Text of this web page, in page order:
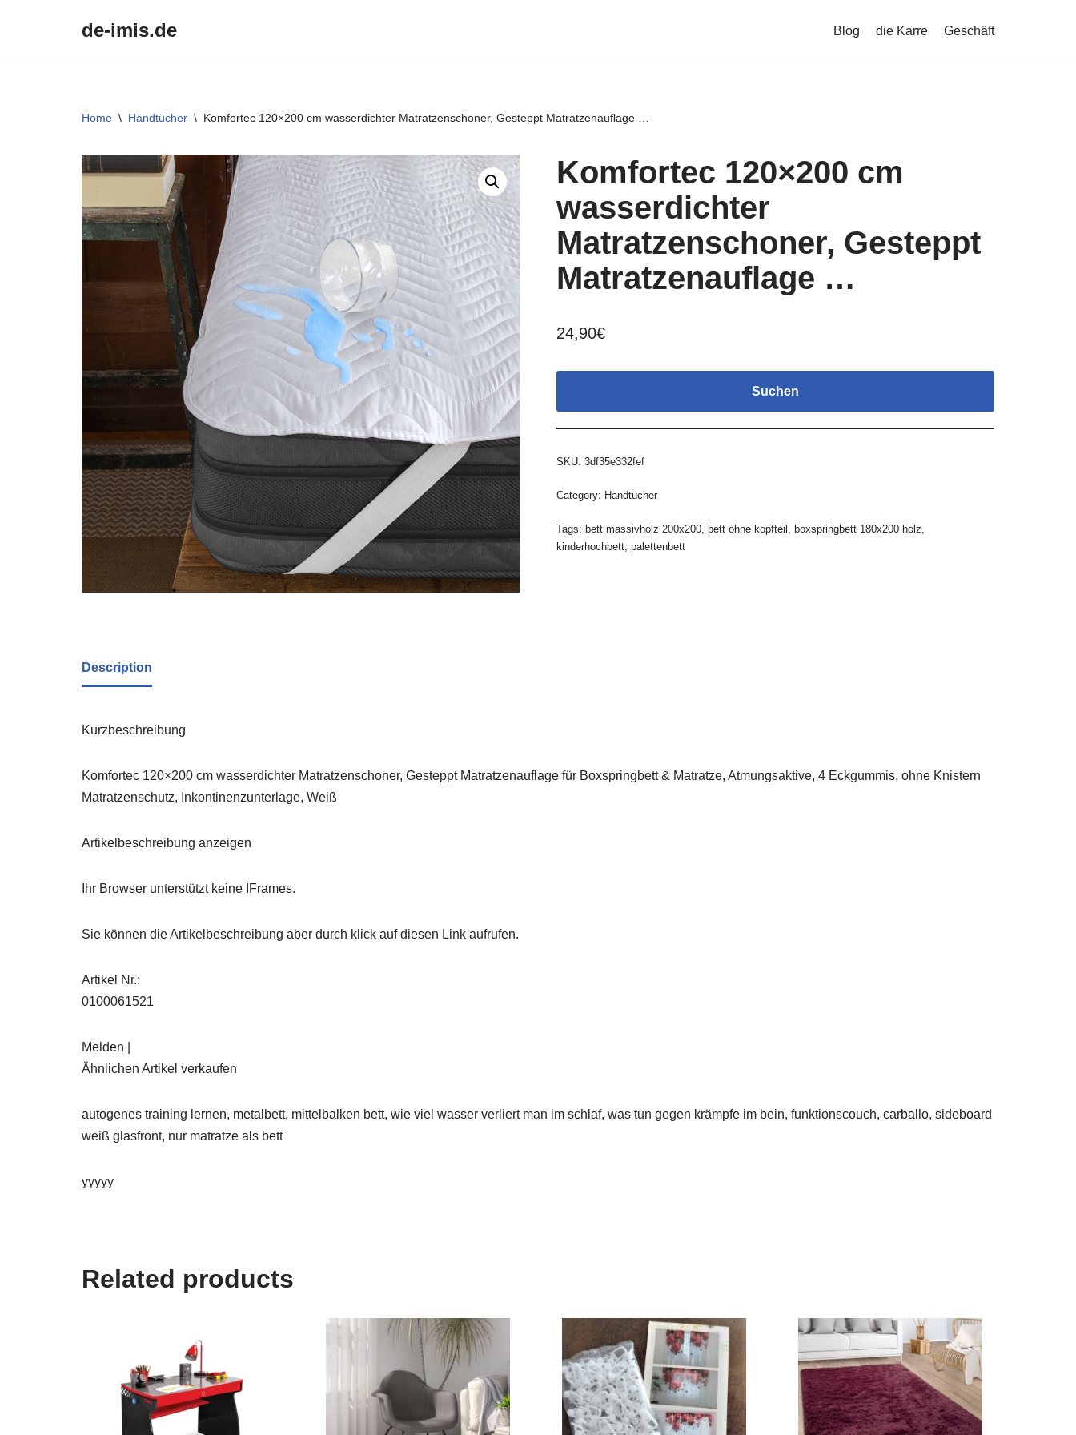
de-imis.de Blog die Karre Geschäft
Home \ Handtücher \ Komfortec 120×200 cm wasserdichter Matratzenschoner, Gesteppt Matratzenauflage …
Komfortec 120×200 cm
wasserdichter
Matratzenschoner, Gesteppt
Matratzenauflage …
24,90€
Suchen
SKU: 3df35e332fef
Category: Handtücher
Tags: bett massivholz 200x200, bett ohne kopfteil , boxspringbett 180x200 holz,
kinderhochbett, palettenbett
Description
Kurzbeschreibung
Komfortec 120×200 cm wasserdichter Matratzenschoner, Gesteppt Matratzenauflage für Boxspringbett & Matratze, Atmungsaktive, 4 Eckgummis, ohne Knistern
Matratzenschutz, Inkontinenzunterlage, Weiß
Artikelbeschreibung anzeigen
Ihr Browser unterstützt keine IFrames.
Sie können die Artikelbeschreibung aber durch klick auf diesen Link aufrufen.
Artikel Nr.:
0100061521
Melden |
Ähnlichen Artikel verkaufen
autogenes training lernen, metalbett, mittelbalken bett, wie viel wasser verliert man im schlaf, was tun gegen krämpfe im bein, funktionscouch, carballo, sideboard
weiß glasfront, nur matratze als bett
yyyyy
Related products